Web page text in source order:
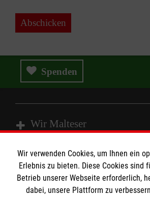
Abschicken
Spenden
Wir Malteser
Angebote & Leistungen
Kursangebote
Informationen
Wir verwenden Cookies, um Ihnen ein
Erlebnis zu bieten. Diese Cookies sind
Betrieb unserer Webseite erforderlich,
dabei, unsere Plattform zu